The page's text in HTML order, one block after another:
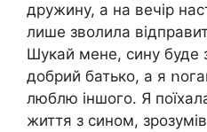
дружину, а на вечір
лише зволила
Шукай мене, сину буде
добрий батько, а я
люблю іншого. Я
життя з сином,